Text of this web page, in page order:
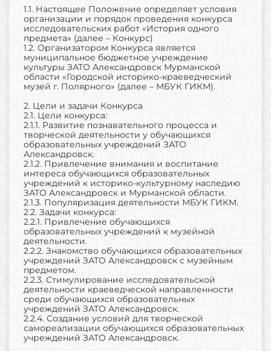
1.1. Настоящее Положение определяет условия
организации и порядок проведения конкурса
исследовательских работ «История одного
предмета» (далее – Конкурс)
1.2. Организатором Конкурса является
муниципальное бюджетное учреждение
культуры ЗАТО Александровск Мурманской
области «Городской историко-краеведческий
музей г. Полярного» (далее – МБУК ГИКМ).
2. Цели и задачи Конкурса
2.1. Цели конкурса:
2.1.1. Развитие познавательного процесса и
творческой деятельности у обучающихся
образовательных учреждений ЗАТО
Александровск.
2.1.2. Привлечение внимания и воспитание
интереса обучающихся образовательных
учреждений к историко-культурному наследию
ЗАТО Александровск и Мурманской области.
2.1.3. Популяризация деятельности МБУК ГИКМ.
2.2. Задачи конкурса:
2.2.1. Привлечение обучающихся
образовательных учреждений к музейной
деятельности.
2.2.2. Знакомство обучающихся образовательных
учреждений ЗАТО Александровск с музейным
предметом.
2.2.3. Стимулирование исследовательской
деятельности краеведческой направленности
среди обучающихся образовательных
учреждений ЗАТО Александровск.
2.2.4. Создание условий для творческой
самореализации обучающихся образовательных
учреждений ЗАТО Александровск.